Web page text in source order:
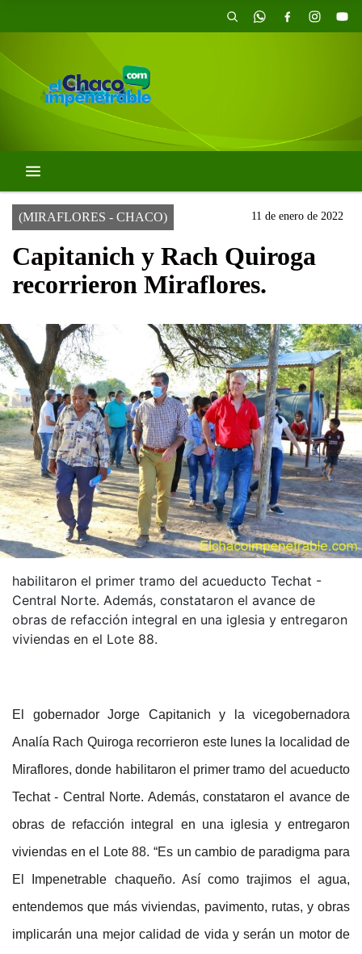
(MIRAFLORES - CHACO) 11 de enero de 2022
Capitanich y Rach Quiroga
recorrieron Miraflores.
habilitaron el primer tramo del acueducto Techat -
Central Norte. Además, constataron el avance de
obras de refacción integral en una iglesia y entregaron
viviendas en el Lote 88.
El gobernador Jorge Capitanich y la vicegobernadora
Analía Rach Quiroga recorrieron este lunes la localidad de
Miraflores, donde habilitaron el primer tramo del acueducto
Techat - Central Norte. Además, constataron el avance de
obras de refacción integral en una iglesia y entregaron
viviendas en el Lote 88. “Es un cambio de paradigma para
El Impenetrable chaqueño. Así como trajimos el agua,
entendemos que más viviendas, pavimento, rutas, y obras
implicarán una mejor calidad de vida y serán un motor de